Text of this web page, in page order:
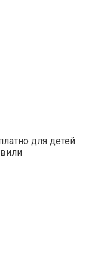
для детей